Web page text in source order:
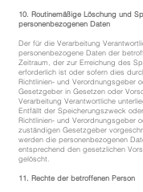
10. Routinemäßige Löschung und
personenbezogenen Daten
Der für die Verarbeitung
personenbezogene Daten der
Zeitraum, der zur Erreichung des
erforderlich ist oder sofern dies
Richtlinien- und Verordnungsgeber
Gesetzgeber in Gesetzen oder
Verarbeitung Verantwortliche
Entfällt der Speicherungszweck
Richtlinien- und Verordnungsgeber
zuständigen Gesetzgeber
werden die personenbezogenen
entsprechend den gesetzlichen
gelöscht.
11. Rechte der betroffenen Person